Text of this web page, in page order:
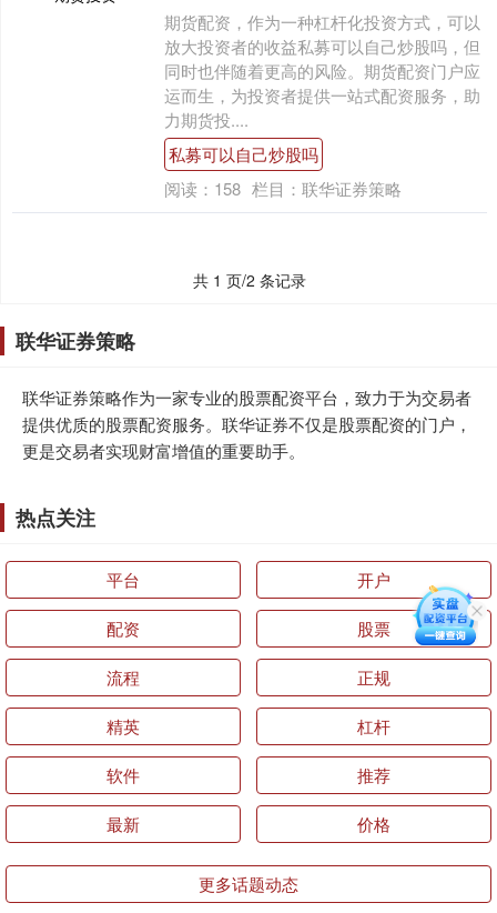
期货配资，作为一种杠杆化投资方式，可以
放大投资者的收益私募可以自己炒股吗，但
同时也伴随着更高的风险。期货配资门户应
运而生，为投资者提供一站式配资服务，助
力期货投....
私募可以自己炒股吗
阅读： 158 栏目： 联华证券策略
共 1 页/2 条记录
联华证券策略
联华证券策略作为一家专业的股票配资平台，致力于为交易者
提供优质的股票配资服务。联华证券不仅是股票配资的门户，
更是交易者实现财富增值的重要助手。
热点关注
平台 开户
配资 股票
流程 正规
精英 杠杆
软件 推荐
最新 价格
更多话题动态